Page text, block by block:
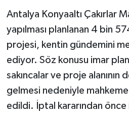
Antalya Konyaaltı Çakırlar
yapılması planlanan 4 bin
projesi, kentin gündemini
ediyor. Söz konusu imar
sakıncalar ve proje alanının
gelmesi nedeniyle
edildi. İptal kararından önce
MAGAZİN